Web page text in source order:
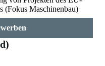
(Fokus Maschinenbau)